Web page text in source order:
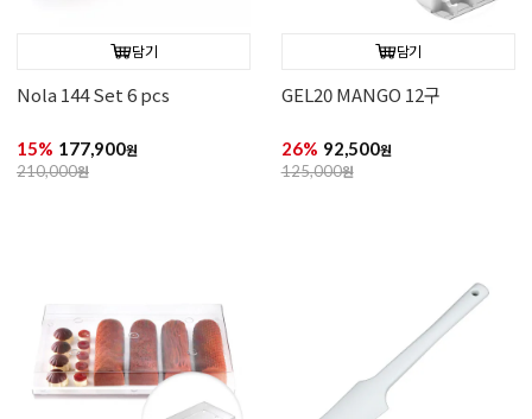
담기
Nola 144 Set 6 pcs
15% 177,900원
210,000원
담기
GEL20 MANGO 12구
26% 92,500원
125,000원